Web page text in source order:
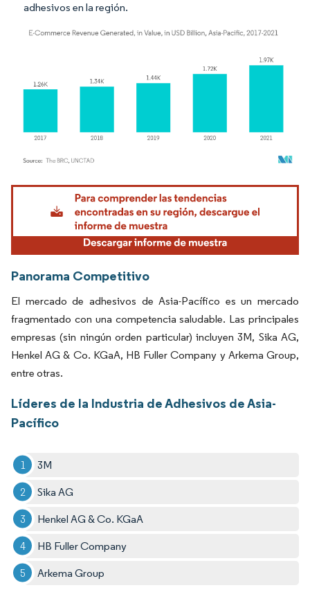
adhesivos en la región.
Imagen © Mordor Intelligence. El uso requiere atribución según CC BY 4.0.
Panorama Competitivo
El mercado de adhesivos de Asia-Pacífico es un mercado
fragmentado con una competencia saludable. Las principales
empresas (sin ningún orden particular) incluyen 3M, Sika AG,
Henkel AG & Co. KGaA, HB Fuller Company y Arkema Group,
entre otras.
Líderes de la Industria de Adhesivos de Asia-
Pacífico
3M
Sika AG
Henkel AG & Co. KGaA
HB Fuller Company
Arkema Group